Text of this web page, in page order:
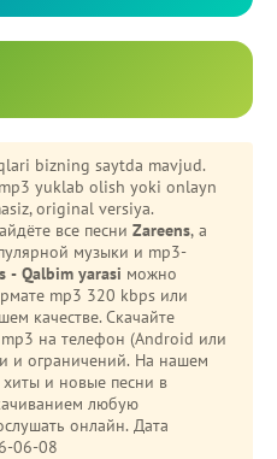
bizning saytda mavjud.
mp3 yuklab olish yoki onlayn
original versiya.
все песни Zareens, а
музыки и mp3-
- Qalbim yarasi можно
mp3 320 kbps или
Скачайте
на телефон (Android или
и ограничений. На нашем
и новые песни в
любую
онлайн. Дата
06-08